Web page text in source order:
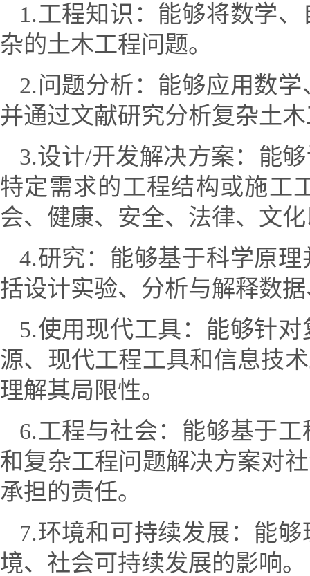
1.工程知识：能够将数学
杂的土木工程问题。
2.问题分析：能够应用数
并通过文献研究分析复杂土
3.设计/开发解决方案：能
特定需求的工程结构或施工
会、健康、安全、法律、文
4.研究：能够基于科学原
括设计实验、分析与解释数
5.使用现代工具：能够针
源、现代工程工具和信息技
理解其局限性。
6.工程与社会：能够基于
和复杂工程问题解决方案对
承担的责任。
7.环境和可持续发展：能
境、社会可持续发展的影响。